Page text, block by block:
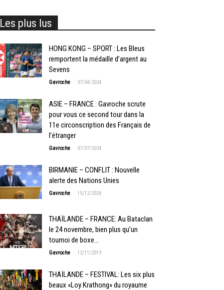
Les plus lus
HONG KONG – SPORT : Les Bleus
remportent la médaille d’argent au
Sevens
Gavroche - 07/04/2024
ASIE – FRANCE : Gavroche scrute
pour vous ce second tour dans la
11e circonscription des Français de
l’étranger
Gavroche - 07/07/2024
BIRMANIE – CONFLIT : Nouvelle
alerte des Nations Unies
Gavroche - 15/12/2024
THAÏLANDE – FRANCE: Au Bataclan
le 24 novembre, bien plus qu’un
tournoi de boxe…
Gavroche - 12/11/2019
THAÏLANDE – FESTIVAL: Les six plus
beaux «Loy Krathong» du royaume